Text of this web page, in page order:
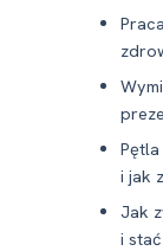
Pętla
i jak
Jak
i